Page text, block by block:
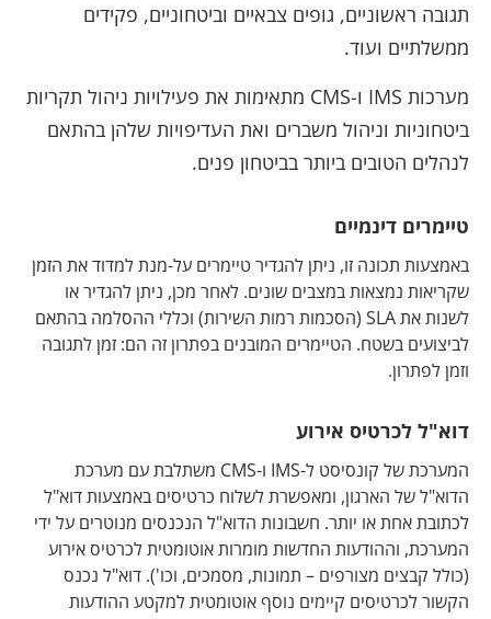
תגובה ראשוניים, גופים צבאיים וביטחוניים, פקידים
ממשלתיים ועוד.
מערכות IMS ו-CMS מתאימות את פעילויות ניהול תקריות
ביטחוניות וניהול משברים ואת העדיפויות שלהן בהתאם
לנהלים הטובים ביותר בביטחון פנים.
טיימרים דינמיים
באמצעות תכונה זו, ניתן להגדיר טיימרים על-מנת למדוד את הזמן
שקריאות נמצאות במצבים שונים. לאחר מכן, ניתן להגדיר או
לשנות את SLA (הסכמות רמות השירות) וכללי ההסלמה בהתאם
לביצועים בשטח. הטיימרים המובנים בפתרון זה הם: זמן לתגובה
וזמן לפתרון.
דוא"ל לכרטיס אירוע
המערכת של קונסיסט ל-IMS ו-CMS משתלבת עם מערכת
הדוא"ל של הארגון, ומאפשרת לשלוח כרטיסים באמצעות דוא"ל
לכתובת אחת או יותר. חשבונות הדוא"ל הנכנסים מנוטרים על ידי
המערכת, וההודעות החדשות מומרות אוטומטית לכרטיס אירוע
(כולל קבצים מצורפים – תמונות, מסמכים, וכו'). דוא"ל נכנס
הקשור לכרטיסים קיימים נוסף אוטומטית למקטע ההודעות